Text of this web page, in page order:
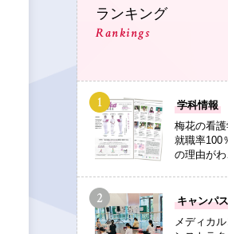
ランキング
Rankings
PHOTO
学科情報
梅花の看
就職率100
の理由が
PHOTO
キャンパ
メディカ